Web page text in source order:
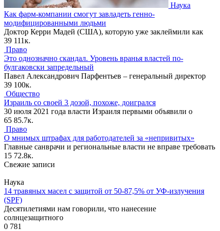
Наука
Как фарм-компании смогут завладеть генно-
модифицированными людьми
Доктор Керри Мадей (США), которую уже заклеймили как
39 111к.
Право
Это однозначно скандал. Уровень вранья властей по-
булгаковски запредельный
Павел Александрович Парфентьев – генеральный директор
39 100к.
Общество
Израиль со своей 3 дозой, похоже, доигрался
30 июля 2021 года власти Израиля первыми объявили о
65 85.7к.
Право
О мнимых штрафах для работодателей за «непривитых»
Главные санврачи и региональные власти не вправе требовать
15 72.8к.
Свежие записи
Наука
14 травяных масел с защитой от 50-87,5% от УФ-излучения
(SPF)
Десятилетиями нам говорили, что нанесение
солнцезащитного
0 781